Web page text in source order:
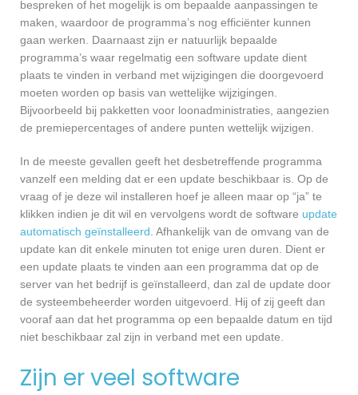
bespreken of het mogelijk is om bepaalde aanpassingen te
maken, waardoor de programma’s nog efficiënter kunnen
gaan werken. Daarnaast zijn er natuurlijk bepaalde
programma’s waar regelmatig een software update dient
plaats te vinden in verband met wijzigingen die doorgevoerd
moeten worden op basis van wettelijke wijzigingen.
Bijvoorbeeld bij pakketten voor loonadministraties, aangezien
de premiepercentages of andere punten wettelijk wijzigen.
In de meeste gevallen geeft het desbetreffende programma
vanzelf een melding dat er een update beschikbaar is. Op de
vraag of je deze wil installeren hoef je alleen maar op “ja” te
klikken indien je dit wil en vervolgens wordt de software update
automatisch geïnstalleerd. Afhankelijk van de omvang van de
update kan dit enkele minuten tot enige uren duren. Dient er
een update plaats te vinden aan een programma dat op de
server van het bedrijf is geïnstalleerd, dan zal de update door
de systeembeheerder worden uitgevoerd. Hij of zij geeft dan
vooraf aan dat het programma op een bepaalde datum en tijd
niet beschikbaar zal zijn in verband met een update.
Zijn er veel software